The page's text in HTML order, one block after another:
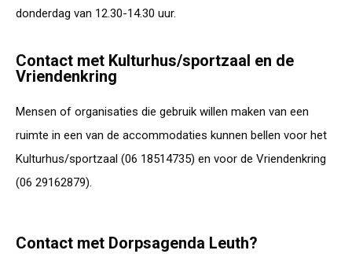
donderdag van 12.30-14.30 uur.
Contact met Kulturhus/sportzaal en de
Vriendenkring
Mensen of organisaties die gebruik willen maken van een
ruimte in een van de accommodaties kunnen bellen voor het
Kulturhus/sportzaal (06 18514735) en voor de Vriendenkring
(06 29162879).
Contact met Dorpsagenda Leuth?